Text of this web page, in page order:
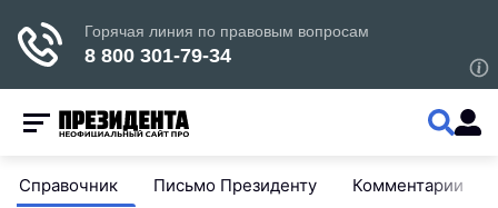
Справочник Письмо Президенту Комментарии